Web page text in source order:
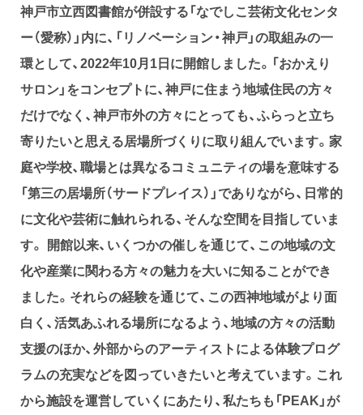
神戸市立西図書館が併設する「なでしこ芸術文化センタ
ー（愛称）」内に、「リノベーション・神戸」の取組みの一
環として、2022年10月1日に開館しました。「おかえり
サロン」をコンセプトに、神戸に住まう地域住民の方々
だけでなく、神戸市外の方々にとっても、ふらっと立ち
寄りたいと思える居場所づくりに取り組んでいます。家
庭や学校、職場とは異なるコミュニティの場を意味する
「第三の居場所（サードプレイス）」でありながら、日常的
に文化や芸術に触れられる、そんな空間を目指していま
す。 開館以来、いくつかの催しを通じて、この地域の文
化や産業に関わる方々の魅力を大いに知ることができ
ました。それらの経験を通じて、この西神地域がより面
白く、活気あふれる場所になるよう、地域の方々の活動
支援のほか、外部からのアーティストによる体験プログ
ラムの充実などを図っていきたいと考えています。これ
から施設を運営していくにあたり、私たちも「PEAK」が